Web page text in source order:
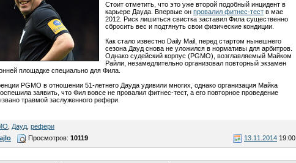
Стоит отметить, что это уже второй подобный инцидент в
карьере Дауда. Впервые он провалил фитнес-тест в мае
2012. Риск лишиться свистка заставил Фила существенно
сбросить вес и подтянуть свои физические кондиции.
Как стало известно Daily Mail, перед стартом нынешнего
сезона Дауд снова не уложился в нормативы для арбитров.
Однако судейский корпус (PGMO), возглавляемый Майком
Райли, незамедлительно организовал повторный экзамен
площадке специально для Фила.
PGMO в отношении 51-летнего Дауда удивили многих, однако организация Майка
заявить, что Фил вовсе не провалил фитнес-тест, а его повторное проведение
травмой заслуженного рефери.
Дауд рефери
13.11.2014 19:00
Просмотров: 10119